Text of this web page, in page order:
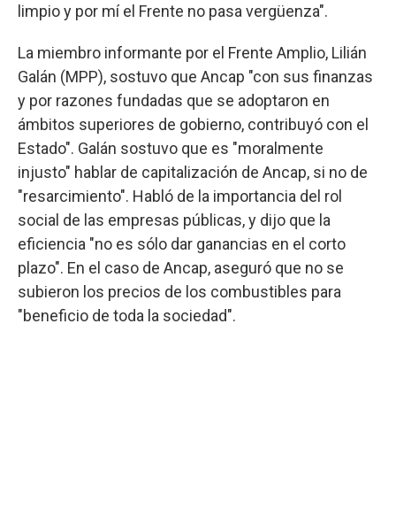
limpio y por mí el Frente no pasa vergüenza".
La miembro informante por el Frente Amplio, Lilián
Galán (MPP), sostuvo que Ancap "con sus finanzas
y por razones fundadas que se adoptaron en
ámbitos superiores de gobierno, contribuyó con el
Estado". Galán sostuvo que es "moralmente
injusto" hablar de capitalización de Ancap, si no de
"resarcimiento". Habló de la importancia del rol
social de las empresas públicas, y dijo que la
eficiencia "no es sólo dar ganancias en el corto
plazo". En el caso de Ancap, aseguró que no se
subieron los precios de los combustibles para
"beneficio de toda la sociedad".